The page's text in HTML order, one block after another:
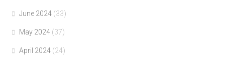
June 2024 (33)
May 2024 (37)
April 2024 (24)